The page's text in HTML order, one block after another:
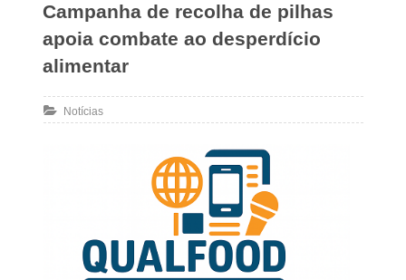
Campanha de recolha de pilhas
apoia combate ao desperdício
alimentar
Notícias